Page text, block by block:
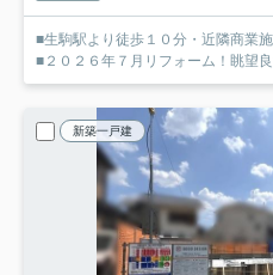
■生駒駅より徒歩１０分・近隣商業
■２０２６年７月リフォーム！眺望
新築一戸建